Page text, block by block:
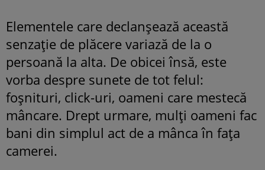
Elementele care declanșează această
senzație de plăcere variază de la o
persoană la alta. De obicei însă, este
vorba despre sunete de tot felul:
foșnituri, click-uri, oameni care mestecă
mâncare. Drept urmare, mulți oameni fac
bani din simplul act de a mânca în fața
camerei.